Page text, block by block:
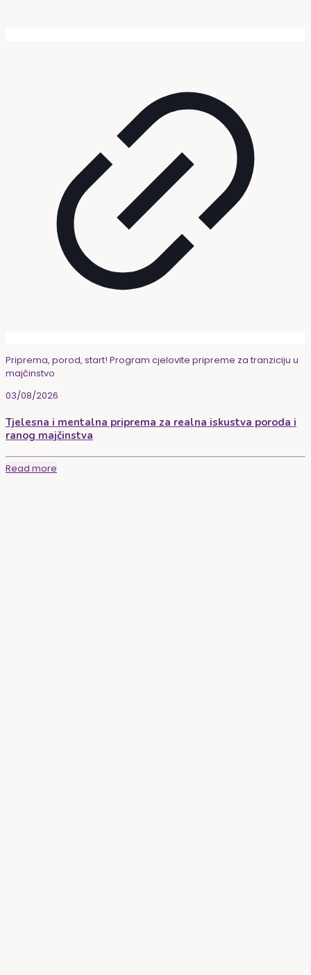
Priprema, porod, start! Program cjelovite pripreme za tranziciju u
majčinstvo
03/08/2026
Tjelesna i mentalna priprema za realna iskustva poroda i
ranog majčinstva
Read more